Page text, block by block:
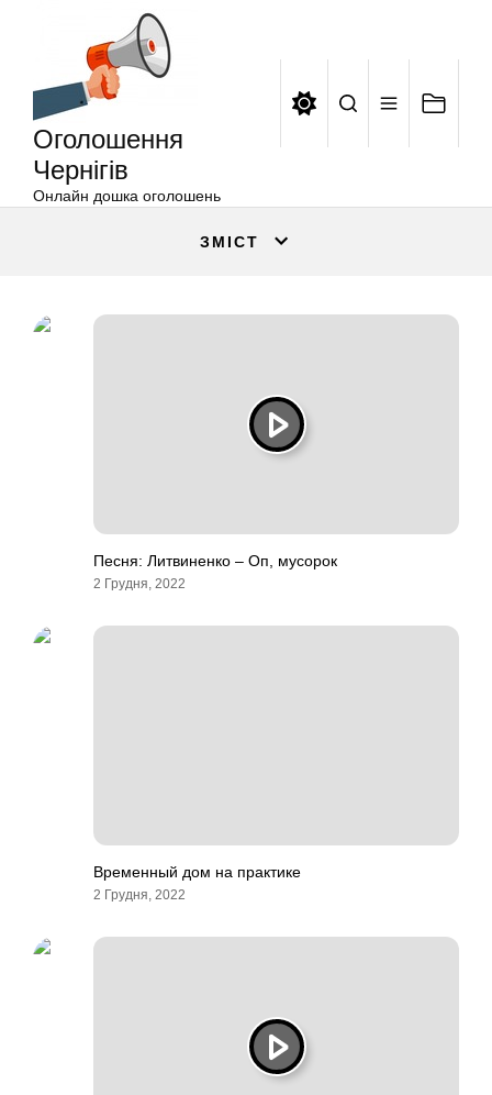
Оголошення
Чернігів
Онлайн дошка оголошень
ЗМІСТ
Песня: Литвиненко – Оп, мусорок
2 Грудня, 2022
Временный дом на практике
2 Грудня, 2022